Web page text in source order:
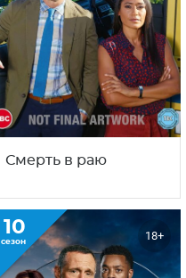
Смерть в раю
10
сезон 18+